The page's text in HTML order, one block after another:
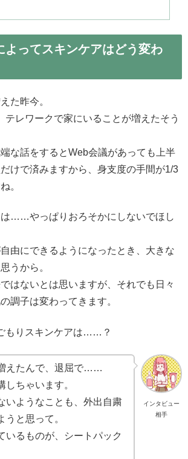
よってスキンケアはどう変わ
た昨今。
テレワークで家にいることが増えたそう
な話をするとWeb会議があっても上半
けで済みますから、身支度の手間が1/3
。
……やっぱりおろそかにしないでほし
由にできるようになったとき、大きな
うから。
はないとは思いますが、それでも日々
調子は変わってきます。
もりスキンケアは……？
インタビュー
相手
えたんで、退屈で……
しちゃいます。
いようなことも、外出自粛
うと思って。
いるものが、シートパック